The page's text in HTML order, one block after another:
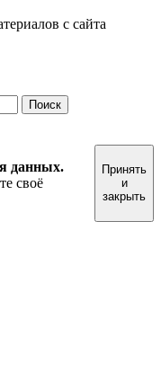
с сайта
Поиск
данных.
своё
Принять
и
закрыть